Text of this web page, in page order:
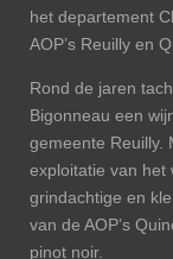
het departement
AOP’s Reuilly en
Rond de jaren
Bigonneau een
gemeente Reuilly.
exploitatie van het
grindachtige en
van de AOP’s
pinot noir.